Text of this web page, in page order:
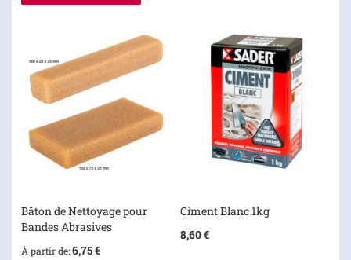
Bâton de Nettoyage pour
Bandes Abrasives
À partir de 6,75 €
Ciment Blanc 1kg
8,60 €